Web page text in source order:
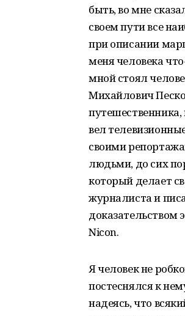
быть, во мне
своем пути все
при описании
меня человека
мной стоял
Михайлович
путешественника,
вел
своими
людьми, до сих
который делает
журналиста и
доказательством
Nicon.
Я человек не
постеснялся к
надеясь, что